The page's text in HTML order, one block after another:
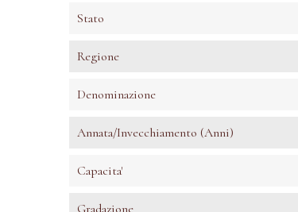
Stato
Regione
Denominazione
Annata/invecchiamento (anni)
Capacita'
Gradazione